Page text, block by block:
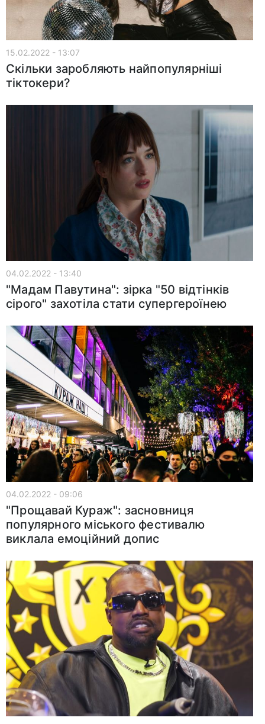
15.02.2022 - 13:07
Скільки заробляють найпопулярніші
тіктокери?
04.02.2022 - 13:40
"Мадам Павутина": зірка "50 відтінків
сірого" захотіла стати супергероїнею
04.02.2022 - 09:06
"Прощавай Кураж": засновниця
популярного міського фестивалю
виклала емоційний допис